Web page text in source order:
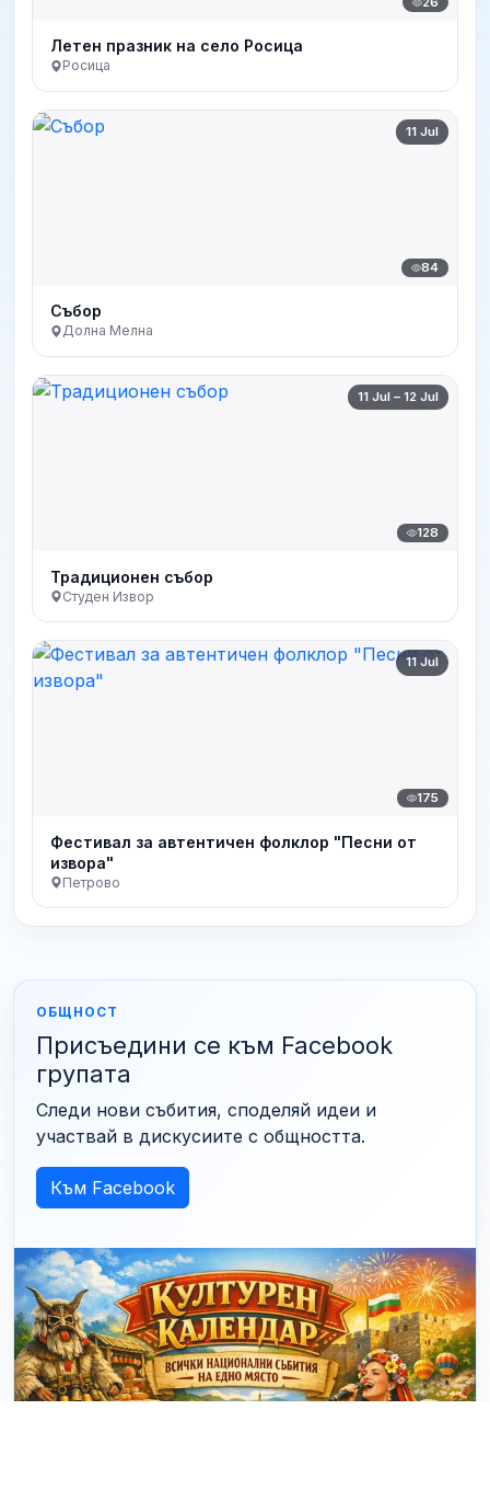
Летен празник на село Росица
Росица
11 Jul
84
Събор
Долна Мелна
11 Jul – 12 Jul
128
Традиционен събор
Студен Извор
11 Jul
175
Фестивал за автентичен фолклор "Песни от
извора"
Петрово
ОБЩНОСТ
Присъедини се към Facebook
групата
Следи нови събития, споделяй идеи и
участвай в дискусиите с общността.
Към Facebook